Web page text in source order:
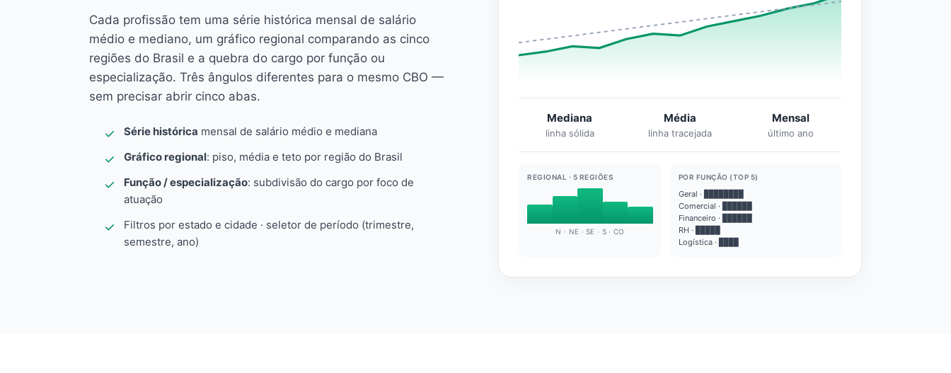
Cada profissão tem uma série histórica mensal de salário
médio e mediano, um gráfico regional comparando as cinco
regiões do Brasil e a quebra do cargo por função ou
especialização. Três ângulos diferentes para o mesmo CBO —
sem precisar abrir cinco abas.
Série histórica mensal de salário médio e mediana
Gráfico regional: piso, média e teto por região do Brasil
Função / especialização: subdivisão do cargo por foco de
atuação
Filtros por estado e cidade · seletor de período (trimestre,
semestre, ano)
Mediana
linha sólida
Média
linha tracejada
Mensal
último ano
REGIONAL · 5 REGIÕES
N · NE · SE · S · CO
POR FUNÇÃO (TOP 5)
Geral · ████████
Comercial · ██████
Financeiro · ██████
RH · █████
Logística · ████